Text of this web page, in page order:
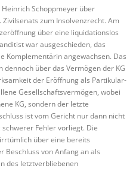
Schoppmeyer über
zum Insolvenzrecht. Am
über eine liquidationslos
war ausgeschieden, das
Komplementärin angewachsen. Das
über das Vermögen der KG
der Eröffnung als Partikular-
Gesellschaftsvermögen, wobei
KG, sondern der letzte
ist vom Gericht nur dann nicht
Fehler vorliegt. Die
über eine bereits
Beschluss von Anfang an als
des letztverbliebenen